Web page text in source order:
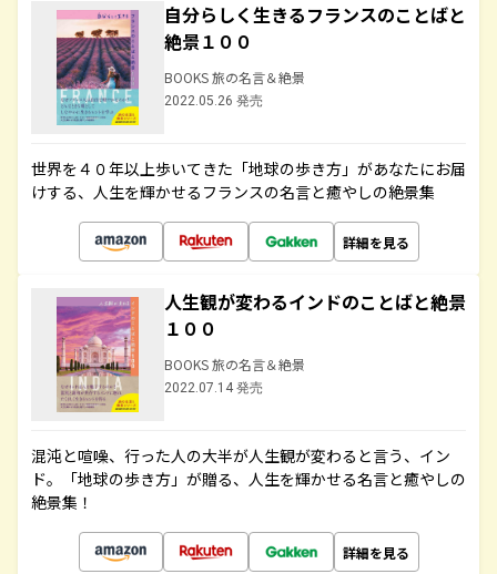
自分らしく生きるフランスのことばと
絶景１００
BOOKS 旅の名言＆絶景
2022.05.26 発売
世界を４０年以上歩いてきた「地球の歩き方」があなたにお届
けする、人生を輝かせるフランスの名言と癒やしの絶景集
詳細を見る
人生観が変わるインドのことばと絶景
１００
BOOKS 旅の名言＆絶景
2022.07.14 発売
混沌と喧噪、行った人の大半が人生観が変わると言う、イン
ド。「地球の歩き方」が贈る、人生を輝かせる名言と癒やしの
絶景集！
詳細を見る